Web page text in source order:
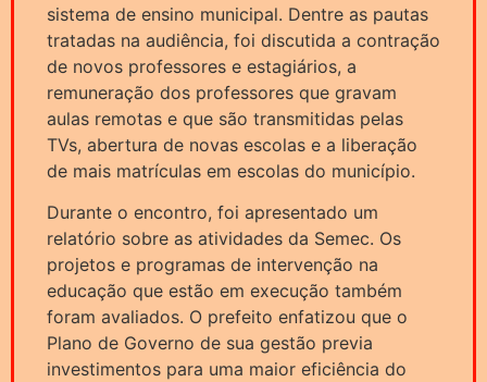
sistema de ensino municipal. Dentre as pautas
tratadas na audiência, foi discutida a contração
de novos professores e estagiários, a
remuneração dos professores que gravam
aulas remotas e que são transmitidas pelas
TVs, abertura de novas escolas e a liberação
de mais matrículas em escolas do município.
Durante o encontro, foi apresentado um
relatório sobre as atividades da Semec. Os
projetos e programas de intervenção na
educação que estão em execução também
foram avaliados. O prefeito enfatizou que o
Plano de Governo de sua gestão previa
investimentos para uma maior eficiência do